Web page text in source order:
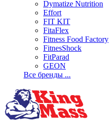
Dymatize Nutrition
Effort
FIT KIT
FitaFlex
Fitness Food Factory
FitnesShock
FitParad
GEON
Все бренды ...